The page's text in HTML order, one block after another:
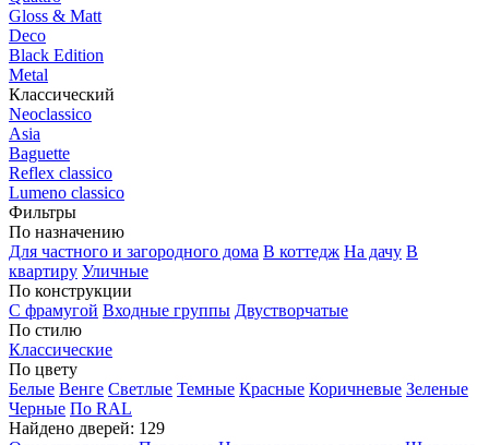
Gloss & Matt
Deco
Black Edition
Metal
Классический
Neoclassico
Asia
Baguette
Reflex classico
Lumeno classico
Фильтры
По назначению
Для частного и загородного дома В коттедж На дачу В
квартиру Уличные
По конструкции
С фрамугой Входные группы Двустворчатые
По стилю
Классические
По цвету
Белые Венге Светлые Темные Красные Коричневые Зеленые
Черные По RAL
Найдено дверей: 129